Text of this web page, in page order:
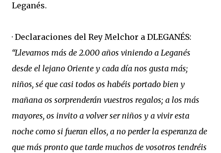
Leganés.
· Declaraciones del Rey Melchor a DLEGANÉS:
“Llevamos más de 2.000 años viniendo a Leganés
desde el lejano Oriente y cada día nos gusta más;
niños, sé que casi todos os habéis portado bien y
mañana os sorprenderán vuestros regalos; a los más
mayores, os invito a volver ser niños y a vivir esta
noche como si fueran ellos, a no perder la esperanza de
que más pronto que tarde muchos de vosotros tendréis